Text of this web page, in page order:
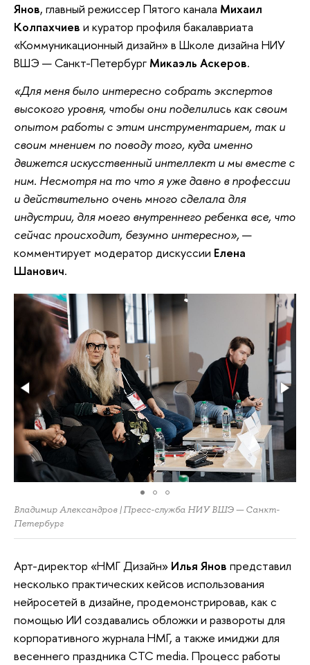
Янов, главный режиссер Пятого канала Михаил
Колпахчиев и куратор профиля бакалавриата
«Коммуникационный дизайн» в Школе дизайна НИУ
ВШЭ — Санкт-Петербург Микаэль Аскеров.
«Для меня было интересно собрать экспертов
высокого уровня, чтобы они поделились как своим
опытом работы с этим инструментарием, так и
своим мнением по поводу того, куда именно
движется искусственный интеллект и мы вместе с
ним. Несмотря на то что я уже давно в профессии
и действительно очень много сделала для
индустрии, для моего внутреннего ребенка все, что
сейчас происходит, безумно интересно»,—
комментирует модератор дискуссии Елена
Шанович.
Владимир Александров | Пресс-служба НИУ ВШЭ — Санкт-
Петербург
Арт-директор «НМГ Дизайн» Илья Янов представил
несколько практических кейсов использования
нейросетей в дизайне, продемонстрировав, как с
помощью ИИ создавались обложки и развороты для
корпоративного журнала НМГ, а также имиджи для
весеннего праздника CTC media. Процесс работы